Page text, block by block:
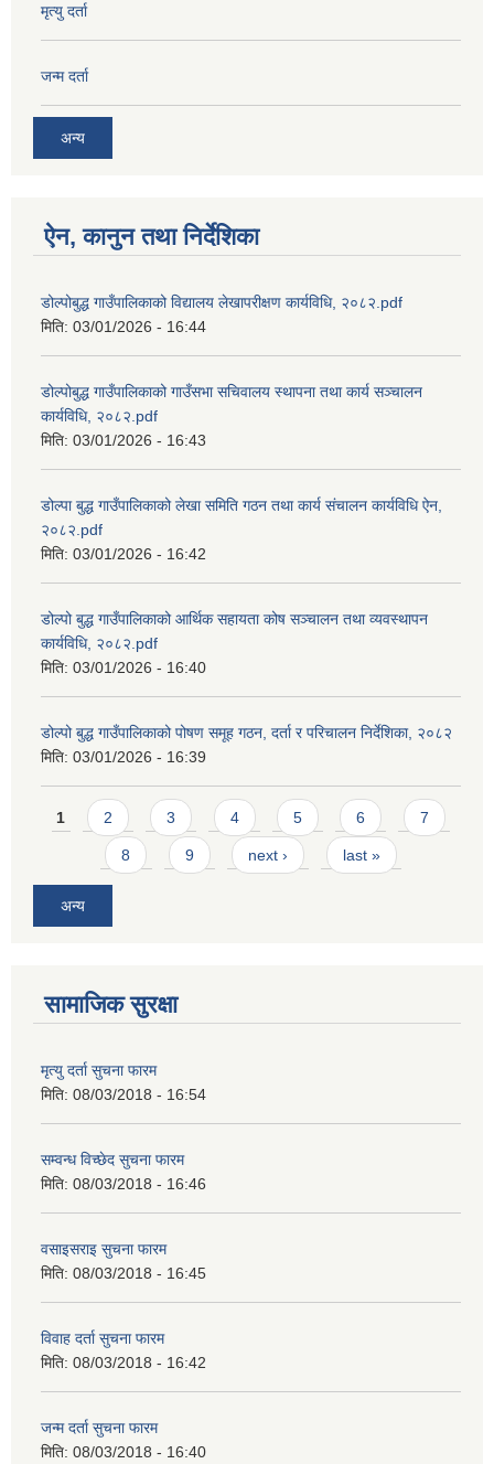
मृत्यु दर्ता
जन्म दर्ता
अन्य
ऐन, कानुन तथा निर्देशिका
डोल्पोबुद्ध गाउँपालिकाको विद्यालय लेखापरीक्षण कार्यविधि, २०८२.pdf
मिति: 03/01/2026 - 16:44
डोल्पोबुद्ध गाउँपालिकाको गाउँसभा सचिवालय स्थापना तथा कार्य सञ्चालन
कार्यविधि, २०८२.pdf
मिति: 03/01/2026 - 16:43
डोल्पा बुद्ध गाउँपालिकाको लेखा समिति गठन तथा कार्य संचालन कार्यविधि ऐन,
२०८२.pdf
मिति: 03/01/2026 - 16:42
डोल्पो बुद्ध गाउँपालिकाको आर्थिक सहायता कोष सञ्चालन तथा व्यवस्थापन
कार्यविधि, २०८२.pdf
मिति: 03/01/2026 - 16:40
डोल्पो बुद्ध गाउँपालिकाको पोषण समूह गठन, दर्ता र परिचालन निर्देशिका, २०८२
मिति: 03/01/2026 - 16:39
Pages
1 2 3 4 5 6 7
8 9 next › last »
अन्य
सामाजिक सुरक्षा
मृत्यु दर्ता सुचना फारम
मिति: 08/03/2018 - 16:54
सम्वन्ध विच्छेद सुचना फारम
मिति: 08/03/2018 - 16:46
वसाइसराइ सुचना फारम
मिति: 08/03/2018 - 16:45
विवाह दर्ता सुचना फारम
मिति: 08/03/2018 - 16:42
जन्म दर्ता सुचना फारम
मिति: 08/03/2018 - 16:40